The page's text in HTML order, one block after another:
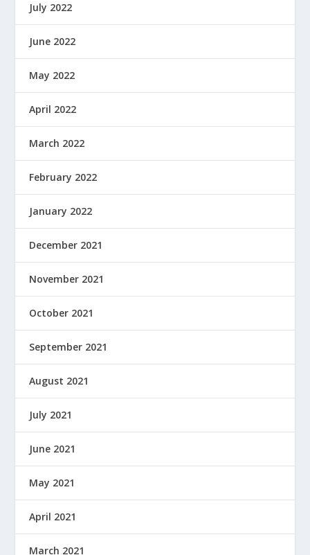
July 2022
June 2022
May 2022
April 2022
March 2022
February 2022
January 2022
December 2021
November 2021
October 2021
September 2021
August 2021
July 2021
June 2021
May 2021
April 2021
March 2021